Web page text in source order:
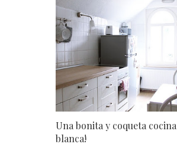
Una bonita y coqueta cocina
blanca!